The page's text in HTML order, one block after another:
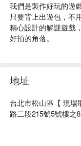
我們是製作好玩的遊
只要背上出遊包，不
精心設計的解謎遊戲
好拍的角落。
地址
台北市松山區【 現
路二段215號5號樓之8